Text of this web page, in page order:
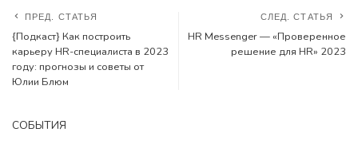
ПРЕД. СТАТЬЯ
{Подкаст} Как построить
карьеру HR-специалиста в 2023
году: прогнозы и советы от
Юлии Блюм
СЛЕД. СТАТЬЯ
HR Messenger — «Проверенное
решение для HR» 2023
СОБЫТИЯ